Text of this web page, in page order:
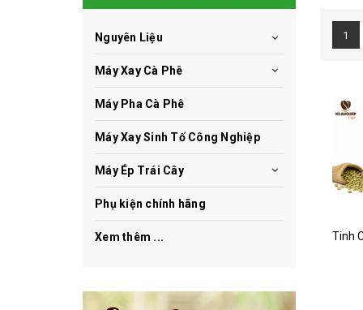
1
Nguyên Liệu
Máy Xay Cà Phê
Máy Pha Cà Phê
Máy Xay Sinh Tố Công Nghiệp
Máy Ép Trái Cây
Phụ kiện chính hãng
Xem thêm ...